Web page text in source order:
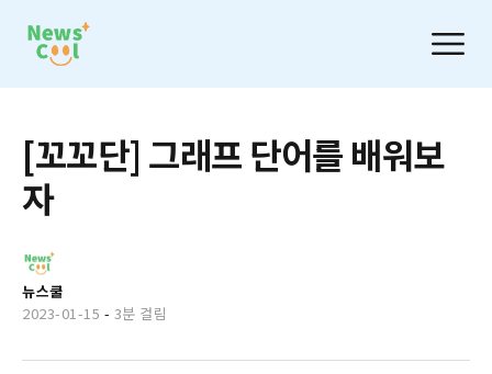
[꼬꼬단] 그래프 단어를 배워보
자
뉴스쿨
2023-01-15 - 3분 걸림